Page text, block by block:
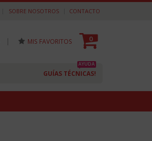
SOBRE NOSOTROS CONTACTO
| MIS FAVORITOS 0
GUÍAS TÉCNICAS!
AYUDA